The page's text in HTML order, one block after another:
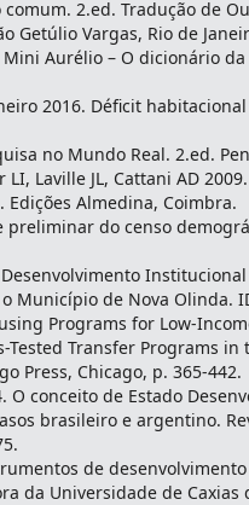
2.ed. Tradução de
Getúlio Vargas, Rio de
Mini Aurélio – O dicionário
2016. Déficit habitacional
no Mundo Real. 2.ed.
LI, Laville JL, Cattani AD
Edições Almedina, Coimbra.
preliminar do censo
Município de Nova Olinda.
Programs for Low-
Tested Transfer Programs in
Press, Chicago, p. 365-442.
O conceito de Estado
brasileiro e argentino.
de
da Universidade de Caxias